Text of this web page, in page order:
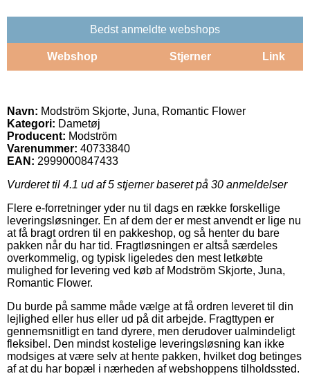
Bedst anmeldte webshops
Webshop Stjerner Link
Navn: Modström Skjorte, Juna, Romantic Flower
Kategori: Dametøj
Producent: Modström
Varenummer: 40733840
EAN: 2999000847433
Vurderet til 4.1 ud af 5 stjerner baseret på 30 anmeldelser
Flere e-forretninger yder nu til dags en række forskellige
leveringsløsninger. En af dem der er mest anvendt er lige nu
at få bragt ordren til en pakkeshop, og så henter du bare
pakken når du har tid. Fragtløsningen er altså særdeles
overkommelig, og typisk ligeledes den mest letkøbte
mulighed for levering ved køb af Modström Skjorte, Juna,
Romantic Flower.
Du burde på samme måde vælge at få ordren leveret til din
lejlighed eller hus eller ud på dit arbejde. Fragttypen er
gennemsnitligt en tand dyrere, men derudover ualmindeligt
fleksibel. Den mindst kostelige leveringsløsning kan ikke
modsiges at være selv at hente pakken, hvilket dog betinges
af at du har bopæl i nærheden af webshoppens tilholdssted.